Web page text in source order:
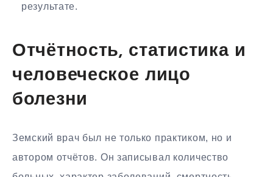
результате.
Отчётность, статистика и
человеческое лицо
болезни
Земский врач был не только практиком, но и
автором отчётов. Он записывал количество